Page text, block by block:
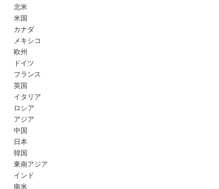
北米
米国
カナダ
メキシコ
欧州
ドイツ
フランス
英国
イタリア
ロシア
アジア
中国
日本
韓国
東南アジア
インド
南米